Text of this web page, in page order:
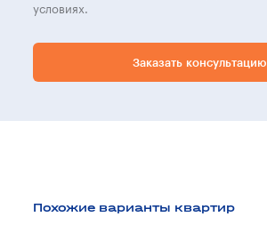
условиях.
Заказать консультацию
Похожие варианты квартир